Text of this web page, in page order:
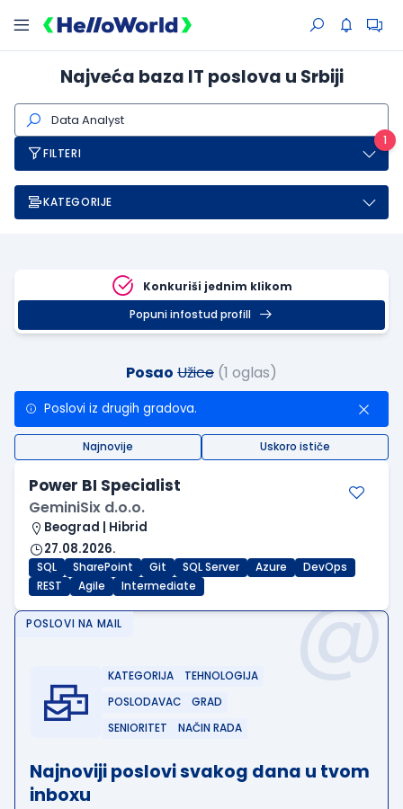
Najveća baza IT poslova u Srbiji
1
FILTERI
KATEGORIJE
Konkuriši jednim klikom
Popuni infostud profill
Posao Užice (1 oglas)
Poslovi iz drugih gradova.
Najnovije Uskoro ističe
Power BI Specialist
GeminiSix d.o.o.
Beograd | Hibrid
27.08.2026.
SQL SharePoint Git SQL Server Azure
DevOps
REST
Agile Intermediate @
POSLOVI NA MAIL
KATEGORIJA
TEHNOLOGIJA
POSLODAVAC
GRAD
SENIORITET
NAČIN RADA
Najnoviji poslovi svakog dana u tvom
inboxu